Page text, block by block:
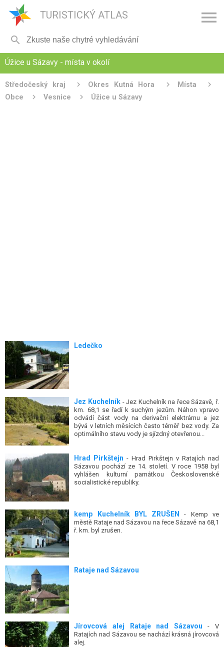
TURISTICKÝ ATLAS 

Úžice u Sázavy - místa v okolí
Středočeský kraj Okres Kutná Hora
Místa
Obce
Vesnice Úžice u Sázavy
Ledečko
Jez Kuchelník- Jez Kuchelník na řece Sázavě, ř.
km. 68,1 se řadí k suchým jezům. Náhon vpravo
odvádí část vody na derivační elektrárnu a jez
bývá v letních měsících často téměř bez vody. Za
optimálního stavu vody je sjízdný otevřenou...
Hrad Pirkštejn - Hrad Pirkštejn v Ratajích nad
Sázavou pochází ze 14. století. V roce 1958 byl
vyhlášen kulturní památkou Československé
socialistické republiky.
kemp Kuchelník BYL ZRUŠEN
- Kemp ve
městě Rataje nad Sázavou na řece Sázavě na 68,1
ř. km. byl zrušen.
Rataje nad Sázavou
Jírovcová alej Rataje nad Sázavou - V
Ratajích nad Sázavou se nachází krásná jírovcová
alej.